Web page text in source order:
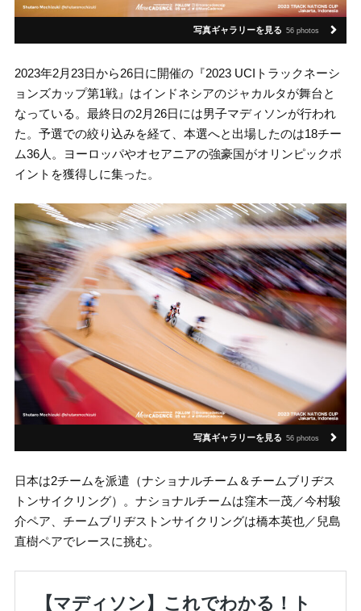
写真ギャラリーを見る 56 photos
2023年2月23日から26日に開催の『2023 UCIトラックネーシ
ョンズカップ第1戦』はインドネシアのジャカルタが舞台と
なっている。最終日の2月26日には男子マディソンが行われ
た。予選での絞り込みを経て、本選へと出場したのは18チー
ム36人。ヨーロッパやオセアニアの強豪国がオリンピックポ
イントを獲得しに集った。
写真ギャラリーを見る 56 photos
日本は2チームを派遣（ナショナルチーム＆チームブリヂス
トンサイクリング）。ナショナルチームは窪木一茂／今村駿
介ペア、チームブリヂストンサイクリングは橋本英也／兒島
直樹ペアでレースに挑む。